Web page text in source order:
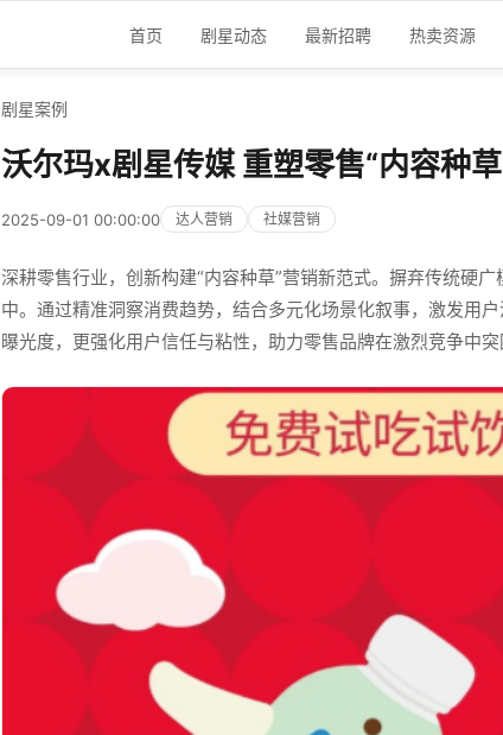
首页 剧星动态 最新招聘 热卖资源
剧星案例
沃尔玛x剧星传媒 重塑零售“内容种
2025-09-01 00:00:00 达人营销 社媒营销
深耕零售行业，创新构建“内容种草”营销新范式。摒弃传统硬
中。通过精准洞察消费趋势，结合多元化场景化叙事，激发用
曝光度，更强化用户信任与粘性，助力零售品牌在激烈竞争中突